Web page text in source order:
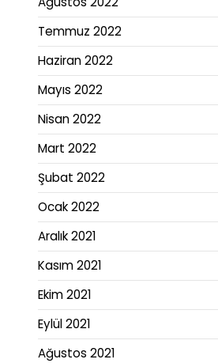
Temmuz 2022
Haziran 2022
Mayıs 2022
Nisan 2022
Mart 2022
Şubat 2022
Ocak 2022
Aralık 2021
Kasım 2021
Ekim 2021
Eylül 2021
Ağustos 2021